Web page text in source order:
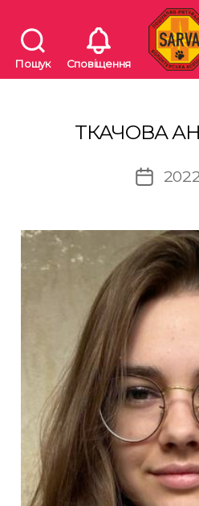
Пошук Сповіщення
ТКАЧОВА
Дата